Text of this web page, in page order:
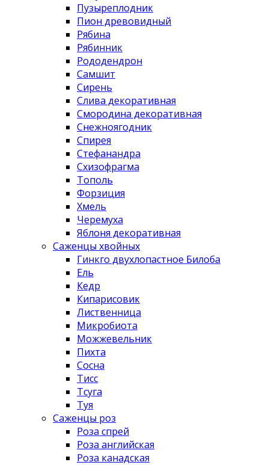
Пузыреплодник
Пион древовидный
Рябина
Рябинник
Рододендрон
Самшит
Сирень
Слива декоративная
Смородина декоративная
Снежноягодник
Спирея
Стефанандра
Схизофрагма
Тополь
Форзиция
Хмель
Черемуха
Яблоня декоративная
Саженцы хвойных
Гинкго двухлопастное Билоба
Ель
Кедр
Кипарисовик
Лиственница
Микробиота
Можжевельник
Пихта
Сосна
Тисс
Тсуга
Туя
Саженцы роз
Роза спрей
Роза английская
Роза канадская